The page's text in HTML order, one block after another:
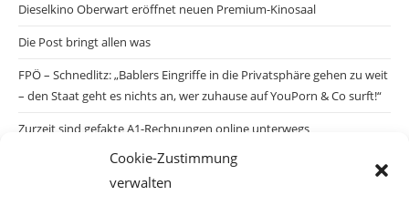
Cookie-Zustimmung
verwalten
Dieselkino Oberwart eröffnet neuen Premium-Kinosaal
Die Post bringt allen was
FPÖ – Schnedlitz: „Bablers Eingriffe in die Privatsphäre gehen zu weit
– den Staat geht es nichts an, wer zuhause auf YouPorn & Co surft!“
Zurzeit sind gefakte A1-Rechnungen online unterwegs
Salzburgs Juden und ihre Sicherheit: „Erst nach einem Anschlag wäre
die Gefahr endlich konkret!“